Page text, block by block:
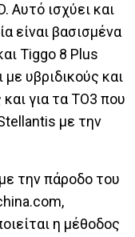
Αυτό ισχύει και
είναι βασισμένα
Tiggo 8 Plus
με υβριδικούς και
για τα TO3 που
με την
την πάροδο του
η μέθοδος